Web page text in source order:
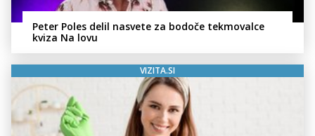
Peter Poles delil nasvete za bodoče tekmovalce
kviza Na lovu
VIZITA.SI